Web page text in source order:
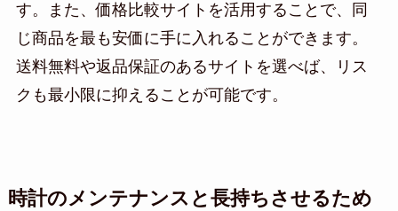
す。また、価格比較サイトを活用することで、同
じ商品を最も安価に手に入れることができます。
送料無料や返品保証のあるサイトを選べば、リス
クも最小限に抑えることが可能です。
時計のメンテナンスと長持ちさせるため